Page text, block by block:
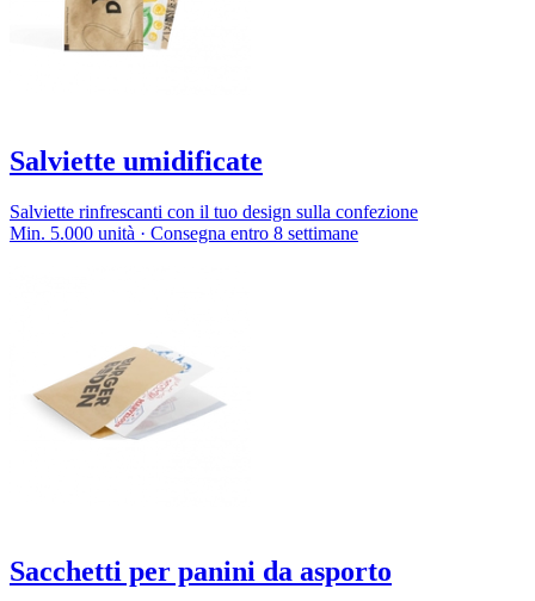
Salviette umidificate
Salviette rinfrescanti con il tuo design sulla confezione
Min. 5.000 unità · Consegna entro 8 settimane
Sacchetti per panini da asporto